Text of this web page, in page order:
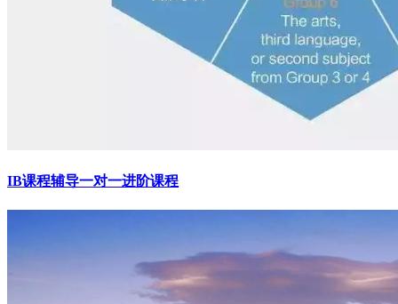
IB课程辅导一对一进阶课程